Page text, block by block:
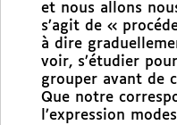
et nous allons
s’agit de «
à dire
voir, s’étudier
grouper avant de
Que notre
l’expression